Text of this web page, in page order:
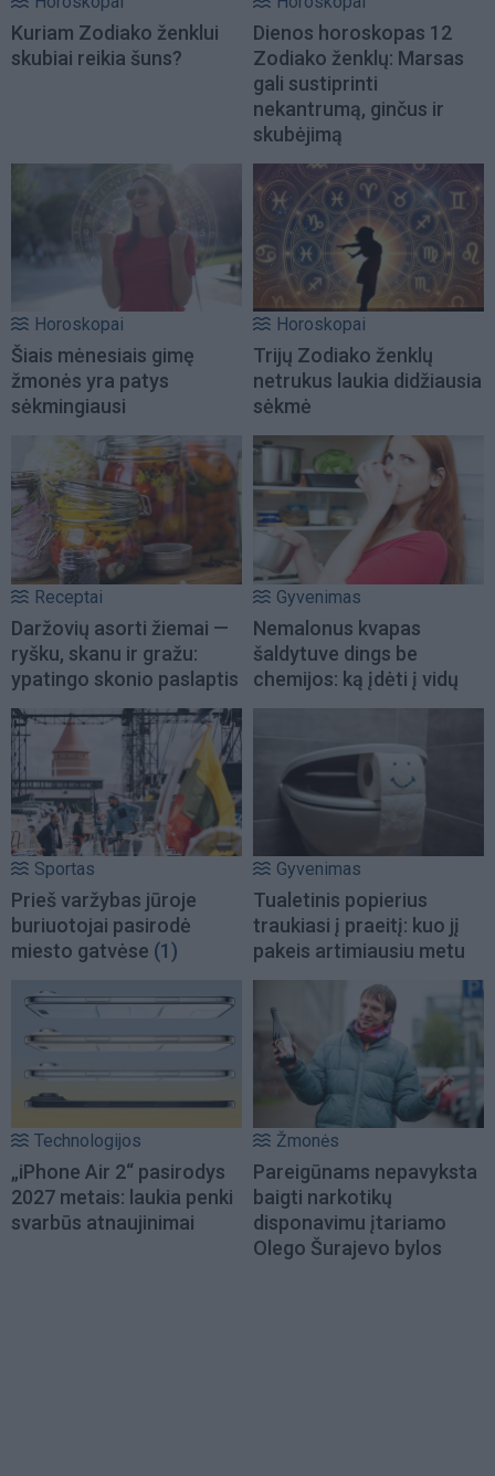
Kuriam Zodiako ženklui
skubiai reikia šuns?
Dienos horoskopas 12
Zodiako ženklų: Marsas
gali sustiprinti
nekantrumą, ginčus ir
skubėjimą
Horoskopai
Šiais mėnesiais gimę
žmonės yra patys
sėkmingiausi
Horoskopai
Trijų Zodiako ženklų
netrukus laukia didžiausia
sėkmė
Receptai
Daržovių asorti žiemai —
ryšku, skanu ir gražu:
ypatingo skonio paslaptis
Gyvenimas
Nemalonus kvapas
šaldytuve dings be
chemijos: ką įdėti į vidų
Sportas
Prieš varžybas jūroje
buriuotojai pasirodė
miesto gatvėse (1)
Gyvenimas
Tualetinis popierius
traukiasi į praeitį: kuo jį
pakeis artimiausiu metu
Technologijos
„iPhone Air 2“ pasirodys
2027 metais: laukia penki
svarbūs atnaujinimai
Žmonės
Pareigūnams nepavyksta
baigti narkotikų
disponavimu įtariamo
Olego Šurajevo bylos